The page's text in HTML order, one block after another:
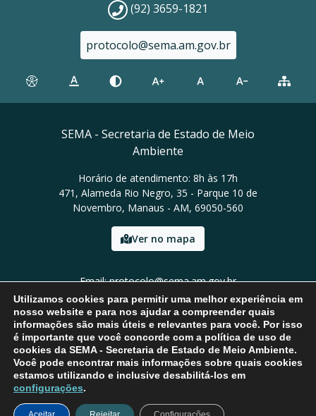
(92) 3659-1821
protocolo@sema.am.gov.br
SEMA - Secretaria de Estado de Meio
Ambiente
Horário de atendimento: 8h às 17h
471, Alameda Rio Negro, 35 - Parque 10 de
Novembro, Manaus - AM, 69050-560
Ver no mapa
Email: protocolo@sema.am.gov.br
Tel: (92) 3659-1821
Utilizamos cookies para permitir uma melhor experiência em
nosso website e para nos ajudar a compreender quais
informações são mais úteis e relevantes para você. Por isso
é importante que você concorde com a política de uso de
cookies da SEMA - Secretaria de Estado de Meio Ambiente.
Você pode encontrar mais informações sobre quais cookies
estamos utilizando e inclusive desabilitá-los em
configurações.